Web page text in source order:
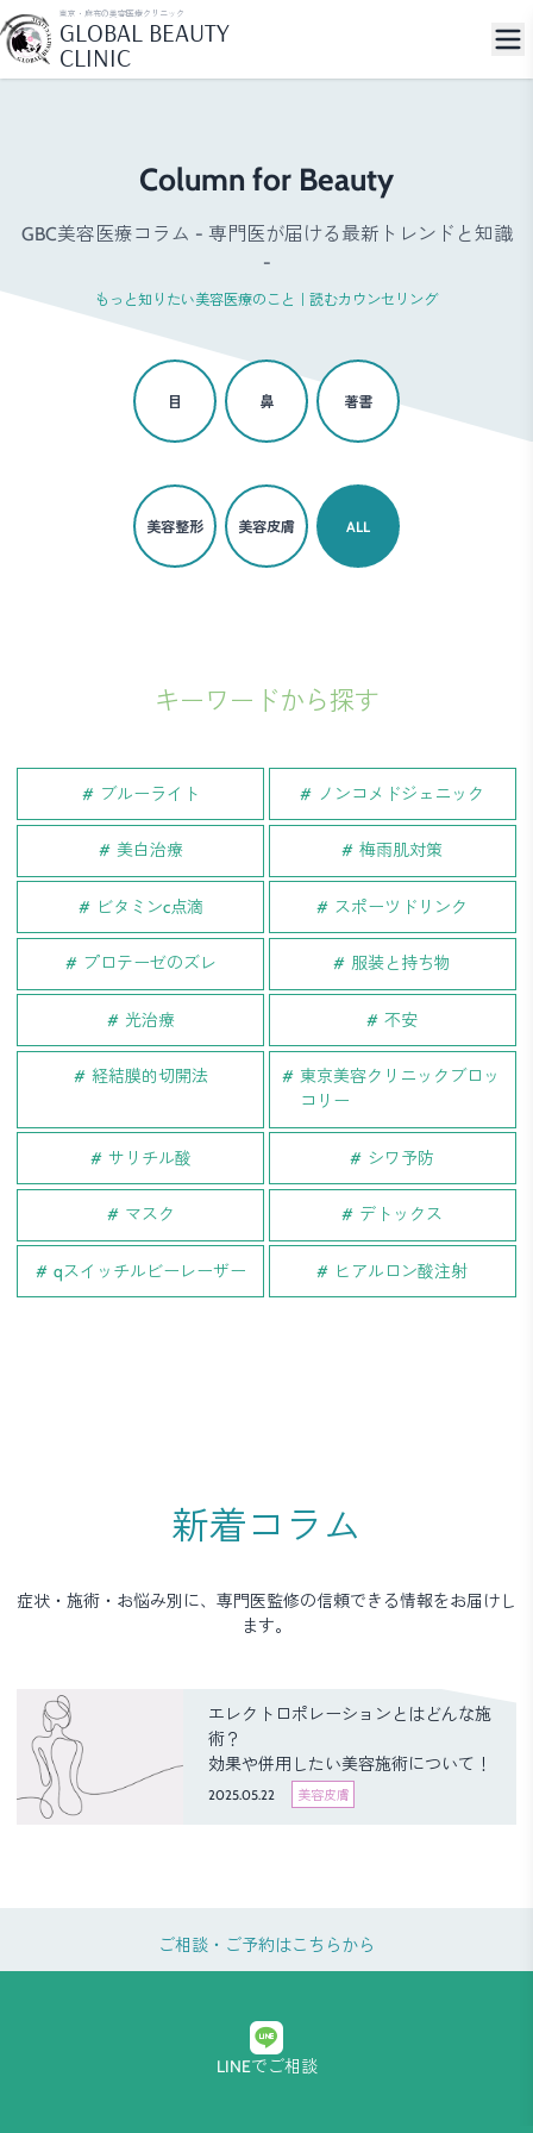
東京・麻布の美容医療クリニック
GLOBAL BEAUTY
CLINIC
Column for Beauty
GBC美容医療コラム - 専門医が届ける最新トレンドと知識
-
もっと知りたい美容医療のこと｜読むカウンセリング
目 鼻 著書
美容整形 美容皮膚 ALL
キーワードから探す
ブルーライト ノンコメドジェニック
美白治療 梅雨肌対策
ビタミンc点滴 スポーツドリンク
プロテーゼのズレ 服装と持ち物
光治療 不安
経結膜的切開法
東京美容クリニックブロッ
コリー
サリチル酸 シワ予防
マスク デトックス
qスイッチルビーレーザー ヒアルロン酸注射
新着コラム
症状・施術・お悩み別に、専門医監修の信頼できる情報をお届けし
ます。
エレクトロポレーションとはどんな施
術？
効果や併用したい美容施術について！
2025.05.22 美容皮膚
ご相談・ご予約はこちらから
LINEでご相談